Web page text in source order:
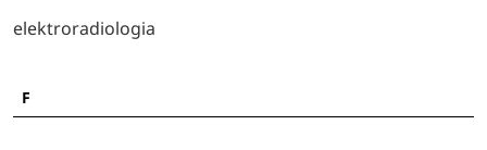
elektroradiologia
F